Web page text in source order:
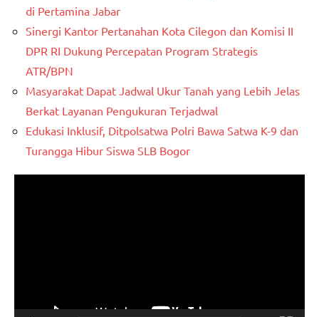
di Pertamina Jabar
Sinergi Kantor Pertanahan Kota Cilegon dan Komisi II
DPR RI Dukung Percepatan Program Strategis
ATR/BPN
Masyarakat Dapat Jadwal Ukur Tanah yang Lebih Jelas
Berkat Layanan Pengukuran Terjadwal
Edukasi Inklusif, Ditpolsatwa Polri Bawa Satwa K-9 dan
Turangga Hibur Siswa SLB Bogor